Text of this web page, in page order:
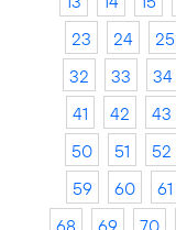
23
24 25
32
33 34
41
42 43
50
51 52
59
60 61
68
69 70